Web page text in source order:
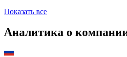
Показать все
Аналитика о